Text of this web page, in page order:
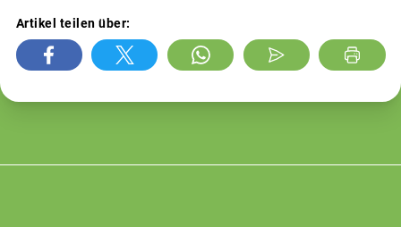
Artikel teilen über: